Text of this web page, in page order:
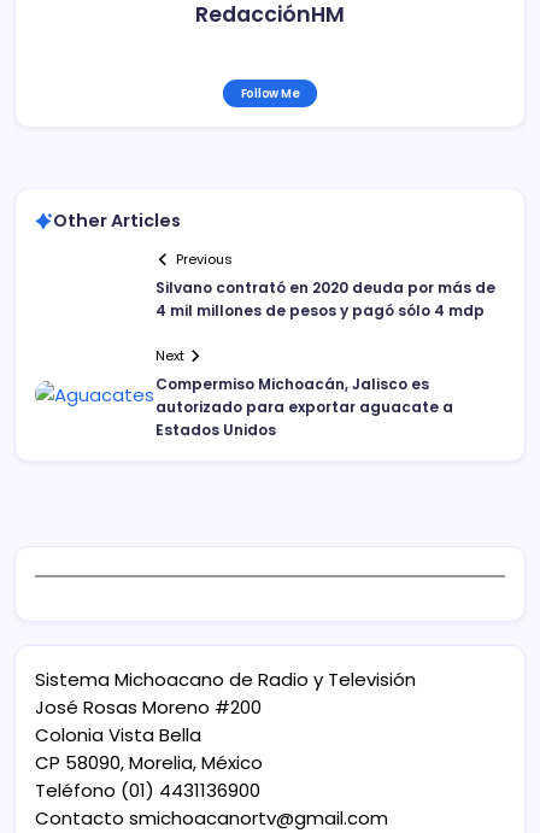
RedacciónHM
Follow Me
Other Articles
Previous
Silvano contrató en 2020 deuda por más de
4 mil millones de pesos y pagó sólo 4 mdp
Next
Compermiso Michoacán, Jalisco es
autorizado para exportar aguacate a
Estados Unidos
Sistema Michoacano de Radio y Televisión
José Rosas Moreno #200
Colonia Vista Bella
CP 58090, Morelia, México
Teléfono (01) 4431136900
Contacto smichoacanortv@gmail.com